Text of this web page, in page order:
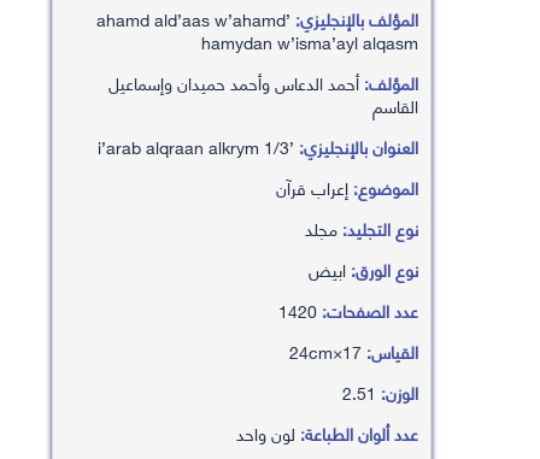
المؤلف بالإنجليزي: ’ahamd ald’aas w’ahamd
hamydan w’isma’ayl alqasm
المؤلف:أحمد الدعاس وأحمد حميدان وإسماعيل
القاسم
العنوان بالإنجليزي: ’i’arab alqraan alkrym 1/3
الموضوع:إعراب قرآن
نوع التجليد:مجلد
نوع الورق:ابيض
عدد الصفحات:
القياس:
الوزن:
عدد ألوان الطباعة: لون واحد